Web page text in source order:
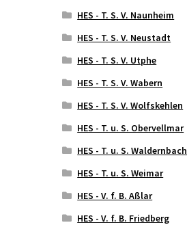
HES - T. S. V. Naunheim
HES - T. S. V. Neustadt
HES - T. S. V. Utphe
HES - T. S. V. Wabern
HES - T. S. V. Wolfskehlen
HES - T. u. S. Obervellmar
HES - T. u. S. Waldernbach
HES - T. u. S. Weimar
HES - V. f. B. Aßlar
HES - V. f. B. Friedberg